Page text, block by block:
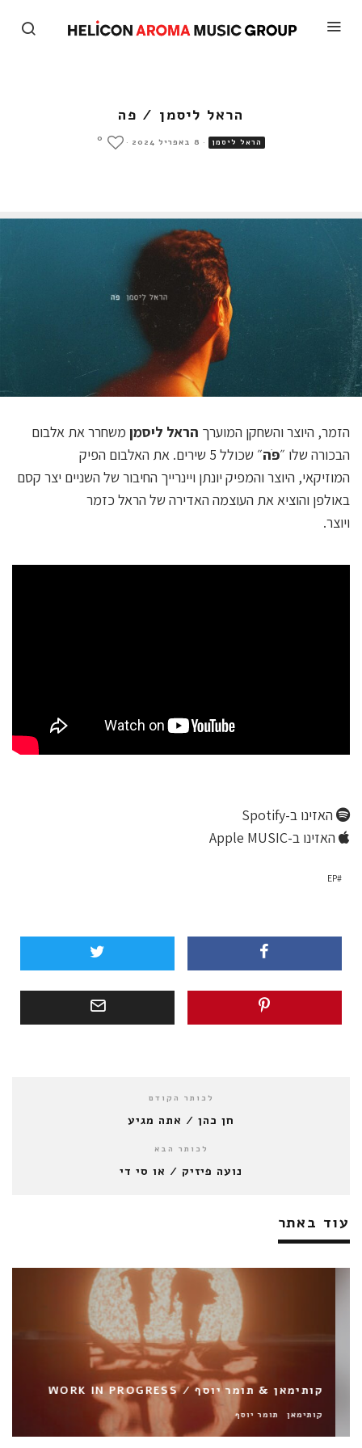
הראל ליסמן / פה
הראל ליסמן · 8 באפריל 2024 ·
0
הזמר, היוצר והשחקן המוערך הראל ליסמן משחרר את אלבום
הבכורה שלו ״פֹּה״ שכולל 5 שירים. את האלבום הפיק
המוזיקאי, היוצר והמפיק יונתן ויינרייך החיבור של השניים יצר קסם
באולפן והוציא את העוצמה האדירה של הראל כזמר
ויוצר.
האזינו ב-Spotify
האזינו ב-Apple MUSIC
EP
לכותר הקודם
חן כהן / אתה מגיע
לכותר הבא
נועה פיזיק / או סי די
עוד באתר
קותימאן & תומר יוסף / WORK IN PROGRESS
קותימאן תומר יוסף